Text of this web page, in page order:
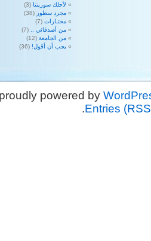
لأجلك سوريتنا (3)
مجرد سطور (38)
مختـارات (7)
من أصدقائي ..
(7)
من الجامعة (12)
يجب أن أقول! (36)
Entries
.